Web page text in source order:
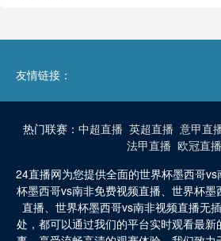
友情链接：
热门联赛： 中超直播 英超直播 意甲直
法甲直播 欧冠直播
24直播网为您提供全面的世界杯墨西哥
杯墨西哥vs南非免费视频直播、世界杯
直播、世界杯墨西哥vs南非视频直播无
处，都可以通过我们的平台实时观看最